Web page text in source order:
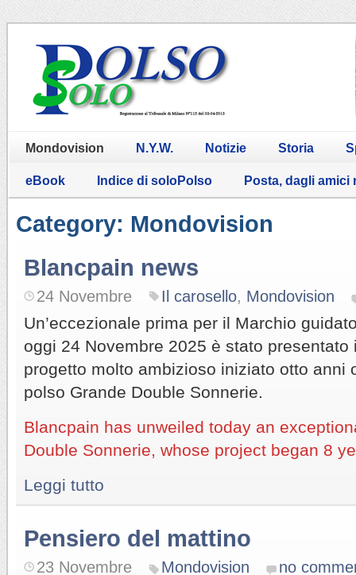
Mondovision N.Y.W. Notizie Storia
eBook Indice di soloPolso Posta, dagli amici
Category: Mondovision
Blancpain news
24 Novembre Il carosello, Mondovision
Un’eccezionale prima per il Marchio
oggi 24 Novembre 2025 è stato presentato
progetto molto ambizioso iniziato otto anni
polso Grande Double Sonnerie.
Blancpain has unweiled today an
Double Sonnerie, whose project began 8
Leggi tutto
Pensiero del mattino
23 Novembre Mondovision no